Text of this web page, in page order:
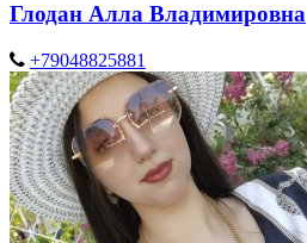
Глодан Алла Владимировна
+79048825881